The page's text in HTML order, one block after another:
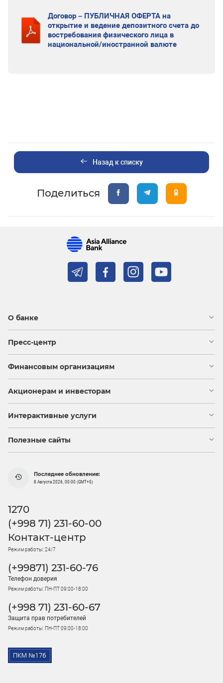
Договор – ПУБЛИЧНАЯ ОФЕРТА на
открытие и ведение депозитного счета до
востребования физического лица в
национальной/иностранной валюте
Назад к списку
Поделиться
О банке
Пресс-центр
Финансовым организациям
Акционерам и инвесторам
Интерактивные услуги
Полезные сайты
Последнее обновление:
8 Августа 2026, 00:00 (GMT+5)
1270
(+998 71) 231-60-00
Контакт-центр
Режим работы: 24/7
(+99871) 231-60-76
Телефон доверия
Режим работы: ПН-ПТ 09:00-18:00
(+998 71) 231-60-67
Защита прав потребителей
Режим работы: ПН-ПТ 09:00-18:00